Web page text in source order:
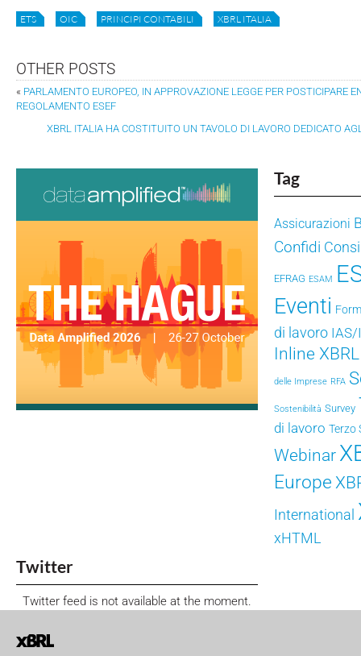
ETS OIC PRINCIPI CONTABILI XBRL ITALIA
OTHER POSTS
« PARLAMENTO EUROPEO, IN APPROVAZIONE LEGGE PER POSTICIPARE
REGOLAMENTO ESEF
XBRL ITALIA HA COSTITUITO UN TAVOLO DI LAVORO DEDICATO
Tag
Assicurazioni
Confidi
EFRAG ESAM
Eventi
di lavoro
Inline XBRL
delle Imprese RFA
Sostenibilità Survey
di lavoro Terzo
Webinar
Europe
International
xHTML
Twitter
Twitter feed is not available at the moment.